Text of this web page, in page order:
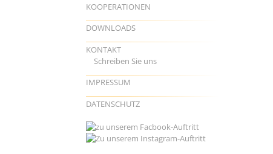
KOOPERATIONEN
DOWNLOADS
KONTAKT
Schreiben Sie uns
IMPRESSUM
DATENSCHUTZ